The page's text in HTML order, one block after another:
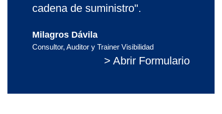
cadena de suministro".
Milagros Dávila
Consultor, Auditor y Trainer Visibilidad
> Abrir Formulario